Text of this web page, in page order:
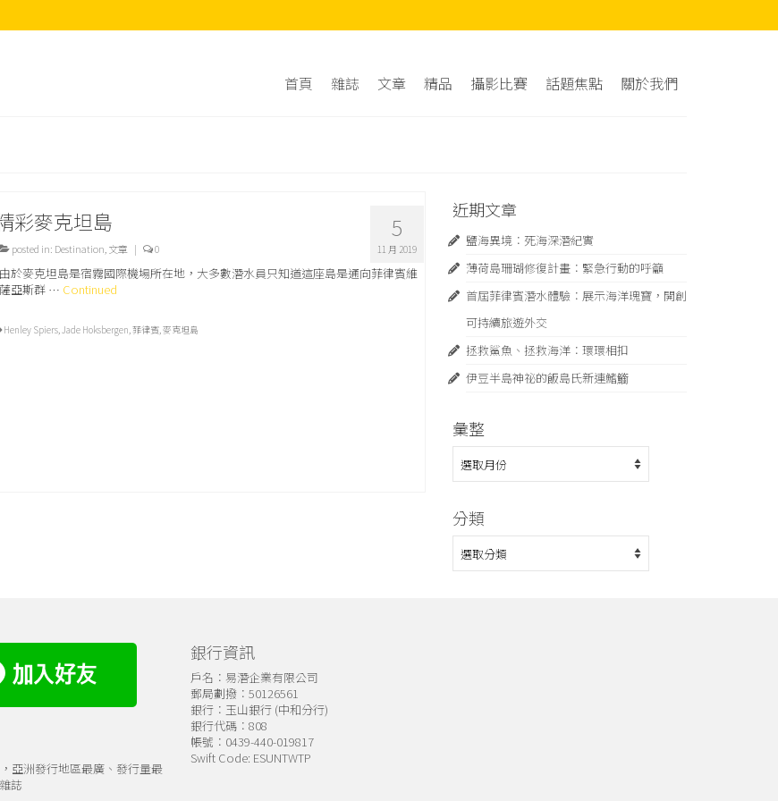
首頁 雜誌 文章 精品 攝影比賽 話題焦點 關於我們
5
11 月 2019
彩麥克坦島
posted in: Destination,文章 | 0
由於麥克坦島是宿霧國際機場所在地，大多數潛水員只知道這座島是通向菲律賓維
薩亞斯群 … Continued
Henley Spiers,Jade Hoksbergen,菲律賓,麥克坦島
近期文章
鹽海異境：死海深潛紀實
薄荷島珊瑚修復計畫：緊急⾏動的呼籲
首屆菲律賓潛水體驗：展示海洋瑰寶，開創
可持續旅遊外交
拯救鯊魚、拯救海洋：環環相扣
伊豆半島神祕的飯島氏新連鰭䲗
彙整
整
分類
類
亞洲發行地區最廣、發行量最
誌
銀行資訊
戶名：易潛企業有限公司
郵局劃撥：50126561
銀行：玉山銀行 (中和分行)
銀行代碼：808
帳號：0439-440-019817
Swift Code: ESUNTWTP